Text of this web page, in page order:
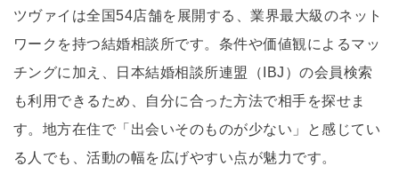
ツヴァイは全国54店舗を展開する、業界最大級のネット
ワークを持つ結婚相談所です。条件や価値観によるマッ
チングに加え、日本結婚相談所連盟（IBJ）の会員検索
も利用できるため、自分に合った方法で相手を探せま
す。地方在住で「出会いそのものが少ない」と感じてい
る人でも、活動の幅を広げやすい点が魅力です。